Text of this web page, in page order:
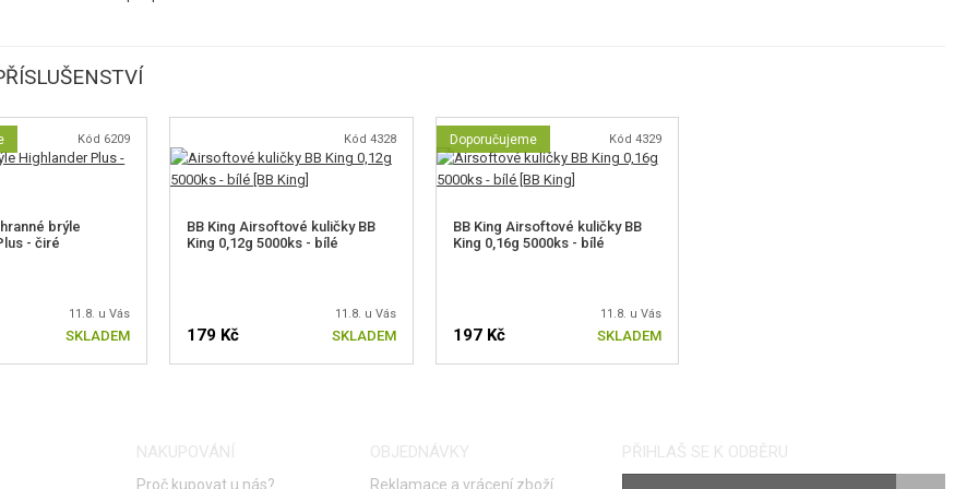
Kód 6209
brýle
- čiré
11.8. u Vás
SKLADEM
Kód 4328
BB King Airsoftové kuličky BB
King 0,12g 5000ks - bílé
11.8. u Vás
179 Kč SKLADEM
Doporučujeme Kód 4329
BB King Airsoftové kuličky BB
King 0,16g 5000ks - bílé
11.8. u Vás
197 Kč SKLADEM
NAKUPOVÁNÍ
Proč kupovat u nás?
OBJEDNÁVKY
Reklamace a vrácení zboží
PŘIHLAŠ SE K ODBĚRU